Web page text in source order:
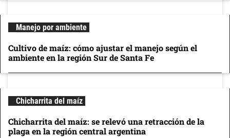
Manejo por ambiente
Cultivo de maíz: cómo ajustar el manejo según el
ambiente en la región Sur de Santa Fe
Chicharrita del maíz
Chicharrita del maíz: se relevó una retracción de la
plaga en la región central argentina